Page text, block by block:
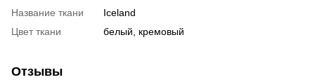
Название ткани
Iceland
Цвет ткани
белый, кремовый
Отзывы